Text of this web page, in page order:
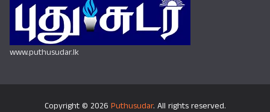
www.puthusudar.lk
Copyright © 2026 Puthusudar. All rights reserved.